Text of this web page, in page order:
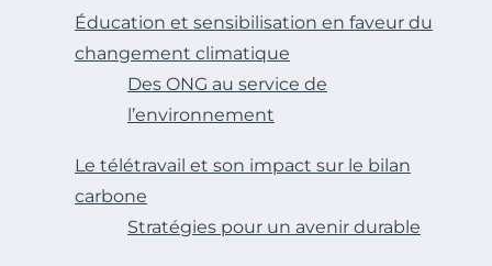
Éducation et sensibilisation en faveur du
changement climatique
Des ONG au service de
l’environnement
Le télétravail et son impact sur le bilan
carbone
Stratégies pour un avenir durable